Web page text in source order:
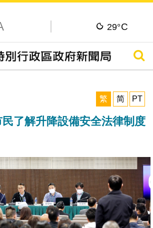
29°C
搜尋
繁
简 PT
了解升降設備安全法律制度